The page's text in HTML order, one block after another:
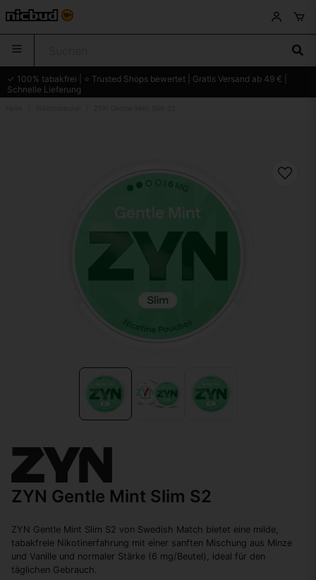
✓ 100% tabakfrei | ⭐ Trusted Shops bewertet | Gratis Versand ab 49 € |
Schnelle Lieferung
ZYN Gentle Mint Slim S2
ZYN Gentle Mint Slim S2 von Swedish Match bietet eine milde,
tabakfreie Nikotinerfahrung mit einer sanften Mischung aus Minze
und Vanille und normaler Stärke (6 mg/Beutel), ideal für den
täglichen Gebrauch.